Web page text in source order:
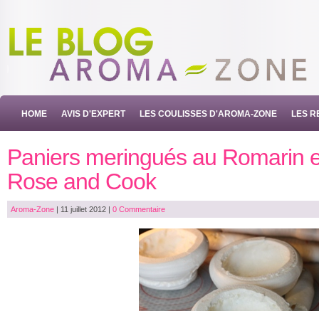
HOME AVIS D'EXPERT LES COULISSES D'AROMA-ZONE LES
Paniers meringués au Romarin
Rose and Cook
Aroma-Zone | 11 juillet 2012 | 0 Commentaire